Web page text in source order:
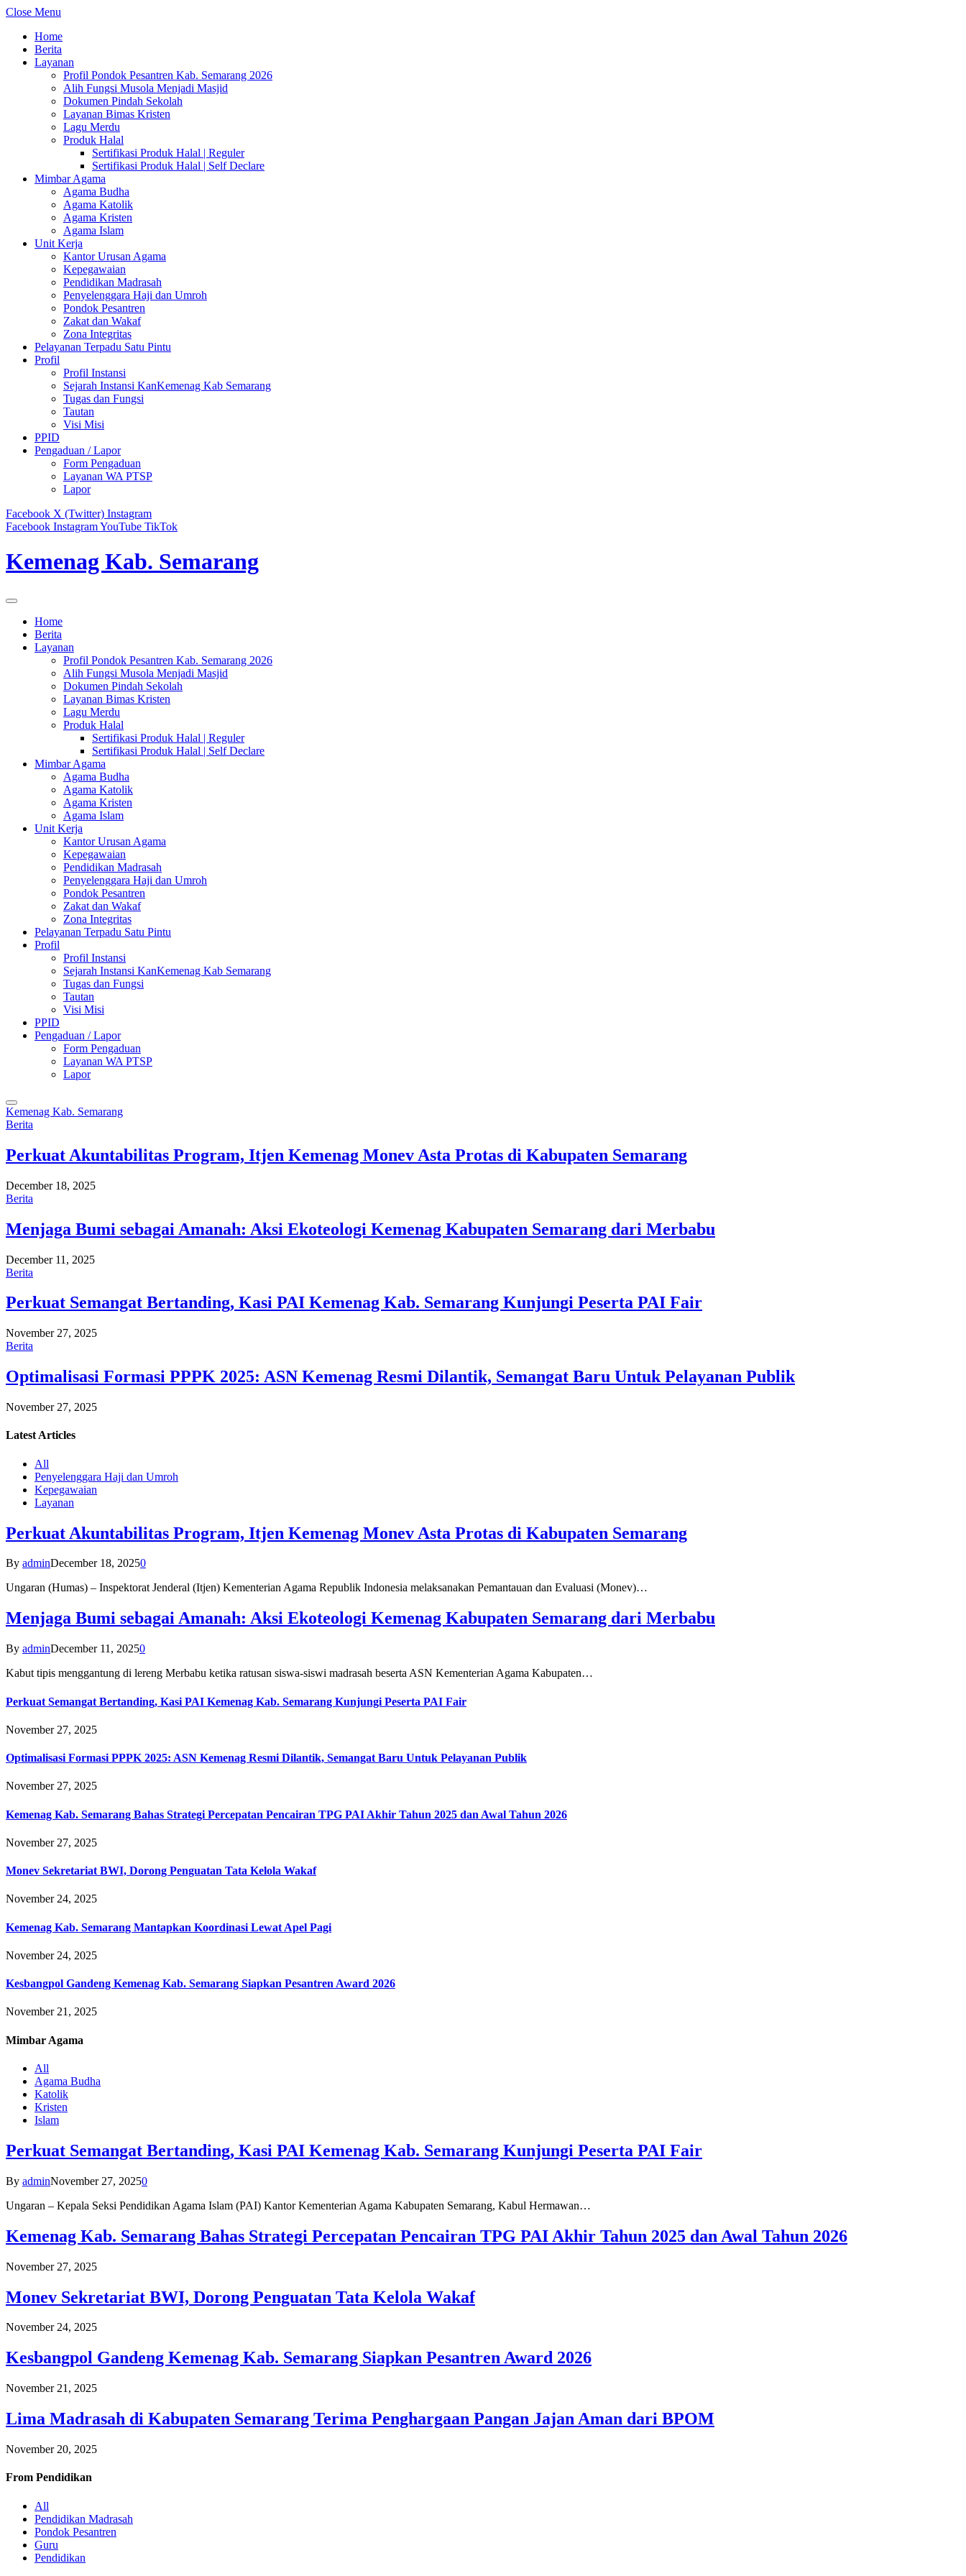
Close Menu
Home
Berita
Layanan
Profil Pondok Pesantren Kab. Semarang 2026
Alih Fungsi Musola Menjadi Masjid
Dokumen Pindah Sekolah
Layanan Bimas Kristen
Lagu Merdu
Produk Halal
Sertifikasi Produk Halal | Reguler
Sertifikasi Produk Halal | Self Declare
Mimbar Agama
Agama Budha
Agama Katolik
Agama Kristen
Agama Islam
Unit Kerja
Kantor Urusan Agama
Kepegawaian
Pendidikan Madrasah
Penyelenggara Haji dan Umroh
Pondok Pesantren
Zakat dan Wakaf
Zona Integritas
Pelayanan Terpadu Satu Pintu
Profil
Profil Instansi
Sejarah Instansi KanKemenag Kab Semarang
Tugas dan Fungsi
Tautan
Visi Misi
PPID
Pengaduan / Lapor
Form Pengaduan
Layanan WA PTSP
Lapor
Facebook X (Twitter) Instagram
Facebook InstagramYouTube TikTok
Kemenag Kab. Semarang
Home
Berita
Layanan
Profil Pondok Pesantren Kab. Semarang 2026
Alih Fungsi Musola Menjadi Masjid
Dokumen Pindah Sekolah
Layanan Bimas Kristen
Lagu Merdu
Produk Halal
Sertifikasi Produk Halal | Reguler
Sertifikasi Produk Halal | Self Declare
Mimbar Agama
Agama Budha
Agama Katolik
Agama Kristen
Agama Islam
Unit Kerja
Kantor Urusan Agama
Kepegawaian
Pendidikan Madrasah
Penyelenggara Haji dan Umroh
Pondok Pesantren
Zakat dan Wakaf
Zona Integritas
Pelayanan Terpadu Satu Pintu
Profil
Profil Instansi
Sejarah Instansi KanKemenag Kab Semarang
Tugas dan Fungsi
Tautan
Visi Misi
PPID
Pengaduan / Lapor
Form Pengaduan
Layanan WA PTSP
Lapor
Kemenag Kab. Semarang
Berita
Perkuat Akuntabilitas Program, Itjen Kemenag Monev Asta Protas di Kabupaten Semarang
December 18, 2025
Berita
Menjaga Bumi sebagai Amanah: Aksi Ekoteologi Kemenag Kabupaten Semarang dari Merbabu
December 11, 2025
Berita
Perkuat Semangat Bertanding, Kasi PAI Kemenag Kab. Semarang Kunjungi Peserta PAI Fair
November 27, 2025
Berita
Optimalisasi Formasi PPPK 2025: ASN Kemenag Resmi Dilantik, Semangat Baru Untuk Pelayanan Publik
November 27, 2025
Latest Articles
All
Penyelenggara Haji dan Umroh
Kepegawaian
Layanan
Perkuat Akuntabilitas Program, Itjen Kemenag Monev Asta Protas di Kabupaten Semarang
By adminDecember 18, 20250
Ungaran (Humas) – Inspektorat Jenderal (Itjen) Kementerian Agama Republik Indonesia melaksanakan Pemantauan dan Evaluasi (Monev)…
Menjaga Bumi sebagai Amanah: Aksi Ekoteologi Kemenag Kabupaten Semarang dari Merbabu
By adminDecember 11, 20250
Kabut tipis menggantung di lereng Merbabu ketika ratusan siswa-siswi madrasah beserta ASN Kementerian Agama Kabupaten…
Perkuat Semangat Bertanding, Kasi PAI Kemenag Kab. Semarang Kunjungi Peserta PAI Fair
November 27, 2025
Optimalisasi Formasi PPPK 2025: ASN Kemenag Resmi Dilantik, Semangat Baru Untuk Pelayanan Publik
November 27, 2025
Kemenag Kab. Semarang Bahas Strategi Percepatan Pencairan TPG PAI Akhir Tahun 2025 dan Awal Tahun 2026
November 27, 2025
Monev Sekretariat BWI, Dorong Penguatan Tata Kelola Wakaf
November 24, 2025
Kemenag Kab. Semarang Mantapkan Koordinasi Lewat Apel Pagi
November 24, 2025
Kesbangpol Gandeng Kemenag Kab. Semarang Siapkan Pesantren Award 2026
November 21, 2025
Mimbar Agama
All
Agama Budha
Katolik
Kristen
Islam
Perkuat Semangat Bertanding, Kasi PAI Kemenag Kab. Semarang Kunjungi Peserta PAI Fair
By adminNovember 27, 20250
Ungaran – Kepala Seksi Pendidikan Agama Islam (PAI) Kantor Kementerian Agama Kabupaten Semarang, Kabul Hermawan…
Kemenag Kab. Semarang Bahas Strategi Percepatan Pencairan TPG PAI Akhir Tahun 2025 dan Awal Tahun 2026
November 27, 2025
Monev Sekretariat BWI, Dorong Penguatan Tata Kelola Wakaf
November 24, 2025
Kesbangpol Gandeng Kemenag Kab. Semarang Siapkan Pesantren Award 2026
November 21, 2025
Lima Madrasah di Kabupaten Semarang Terima Penghargaan Pangan Jajan Aman dari BPOM
November 20, 2025
From Pendidikan
All
Pendidikan Madrasah
Pondok Pesantren
Guru
Pendidikan